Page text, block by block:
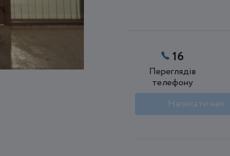
16
Переглядів
телефону
Написати нам